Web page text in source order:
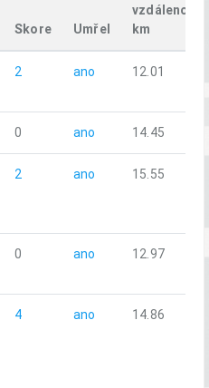
Skore Umřel
vzdálenost,
km
2 ano 12.01
0 ano 14.45
2 ano 15.55
0 ano 12.97
4 ano 14.86